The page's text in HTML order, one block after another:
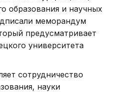
образования и научных
меморандум
предусматривает
университета
сотрудничество
науки